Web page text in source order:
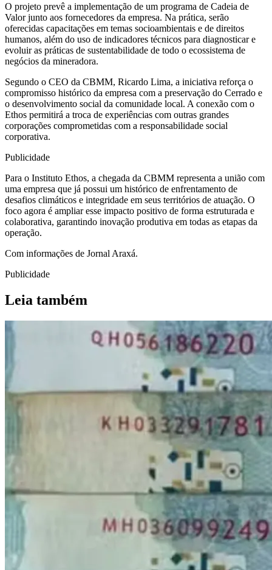
O projeto prevê a implementação de um programa de Cadeia de
Valor junto aos fornecedores da empresa. Na prática, serão
oferecidas capacitações em temas socioambientais e de direitos
humanos, além do uso de indicadores técnicos para diagnosticar e
evoluir as práticas de sustentabilidade de todo o ecossistema de
negócios da mineradora.
Segundo o CEO da CBMM, Ricardo Lima, a iniciativa reforça o
compromisso histórico da empresa com a preservação do Cerrado e
o desenvolvimento social da comunidade local. A conexão com o
Ethos permitirá a troca de experiências com outras grandes
corporações comprometidas com a responsabilidade social
corporativa.
Publicidade
Para o Instituto Ethos, a chegada da CBMM representa a união com
uma empresa que já possui um histórico de enfrentamento de
desafios climáticos e integridade em seus territórios de atuação. O
foco agora é ampliar esse impacto positivo de forma estruturada e
colaborativa, garantindo inovação produtiva em todas as etapas da
operação.
Com informações de Jornal Araxá.
Publicidade
Leia também